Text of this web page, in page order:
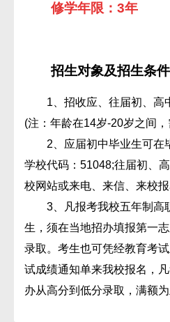
修学年限：3年
招生对象及招生条件
1、招收应、往届初、高
(注：年龄在14岁-20岁之间，
2、应届初中毕业生可在
学校代码：51048;往届初、
校网站或来电、来信、来校报
3、凡报考我校五年制高
生，须在当地招办填报第一
录取。考生也可凭经教育考
试成绩通知单来我校报名，
办从高分到低分录取，满额为